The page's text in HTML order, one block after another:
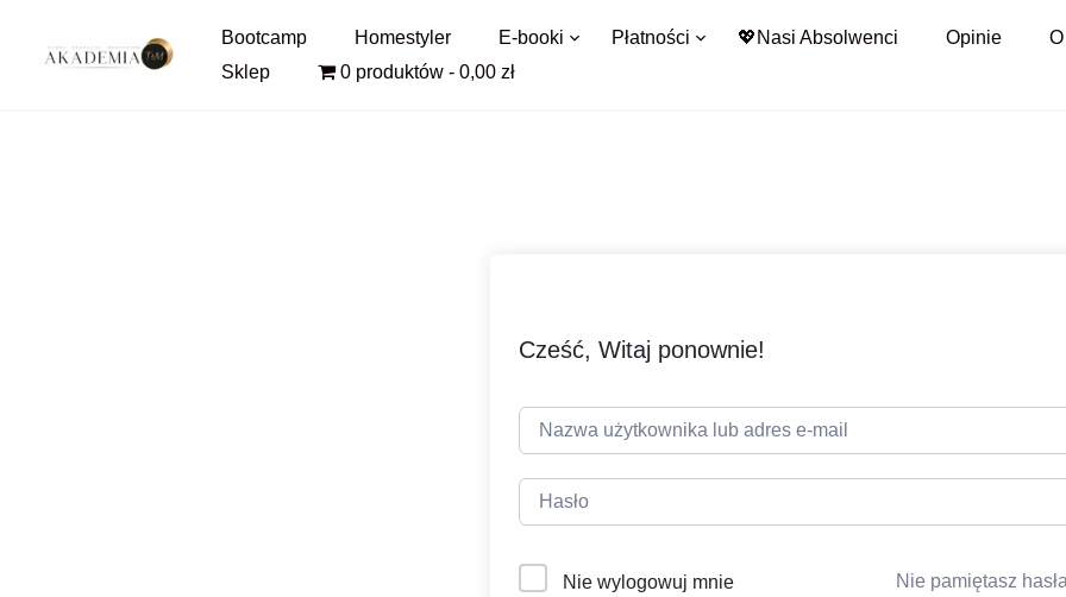
Bootcamp Homestyler E-booki Płatności 💖Nasi Absolwenci Opinie
Sklep
0 produktów 0,00 zł
Cześć, Witaj ponownie!
Nie wylogowuj mnie Nie pamiętasz